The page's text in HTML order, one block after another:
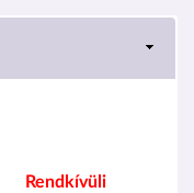
Rendkívüli